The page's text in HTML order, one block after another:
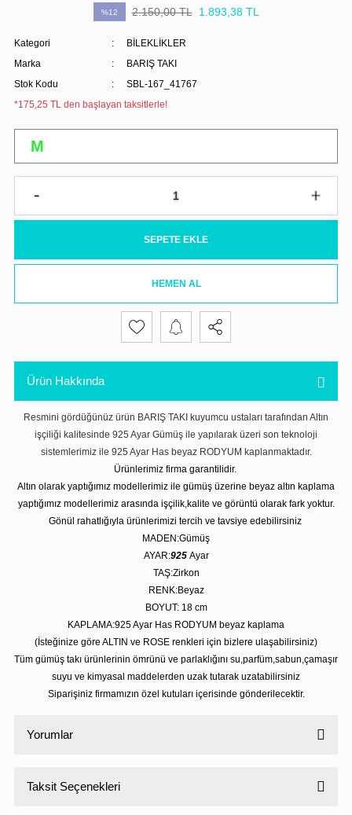
%12 2.150,00 TL 1.893,38 TL
Kategori
BİLEKLİKLER
Marka
BARIŞ TAKI
Stok Kodu
SBL-167_41767
*175,25 TL den başlayan taksitlerle!
SEPETE EKLE
HEMEN AL
Ürün Hakkında
Resmini gördüğünüz ürün BARIŞ TAKI kuyumcu ustaları tarafından Altın
işçiliği kalitesinde 925 Ayar Gümüş ile yapılarak üzeri son teknoloji
sistemlerimiz ile 925 Ayar Has beyaz RODYUM kaplanmaktadır.
Ürünlerimiz firma garantilidir.
Altın olarak yaptığımız modellerimiz ile gümüş üzerine beyaz altın kaplama
yaptığımız modellerimiz arasında işçilik,kalite ve görüntü olarak fark yoktur.
Gönül rahatlığıyla ürünlerimizi tercih ve tavsiye edebilirsiniz
MADEN:Gümüş
AYAR:925 Ayar
TAŞ:Zirkon
RENK:Beyaz
BOYUT: 18 cm
KAPLAMA:925 Ayar Has RODYUM beyaz kaplama
(İsteğinize göre ALTIN ve ROSE renkleri için bizlere ulaşabilirsiniz)
Tüm gümüş takı ürünlerinin ömrünü ve parlaklığını su,parfüm,sabun,çamaşır
suyu ve kimyasal maddelerden uzak tutarak uzatabilirsiniz
Siparişiniz firmamızın özel kutuları içerisinde gönderilecektir.
Yorumlar
Taksit Seçenekleri